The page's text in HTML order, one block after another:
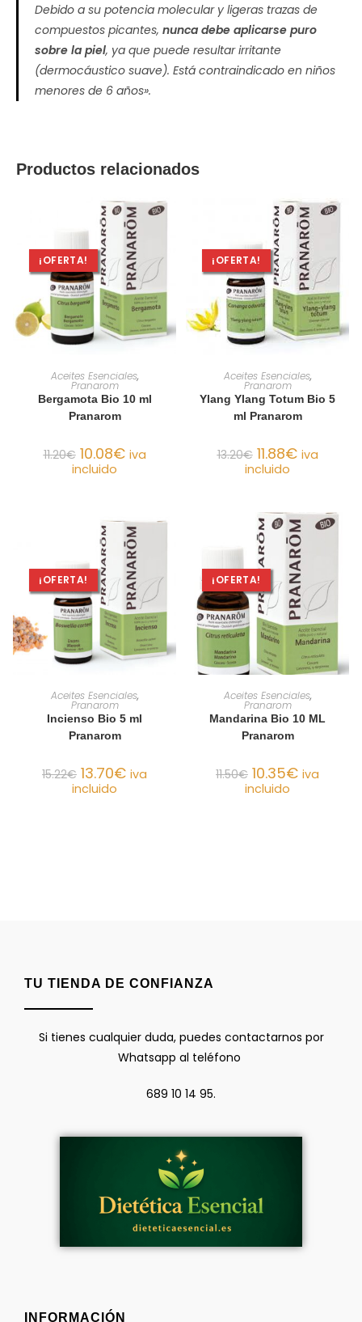
Debido a su potencia molecular y ligeras trazas de
compuestos picantes, nunca debe aplicarse puro
sobre la piel, ya que puede resultar irritante
(dermocáustico suave). Está contraindicado en niños
menores de 6 años».
Productos relacionados
¡OFERTA!
AÑADIR AL CARRITO
Aceites Esenciales,
Pranarom
Bergamota Bio 10 ml
Pranarom
11.20€ 10.08€ iva
incluido
¡OFERTA!
AÑADIR AL CARRITO
Aceites Esenciales,
Pranarom
Ylang Ylang Totum Bio 5
ml Pranarom
13.20€ 11.88€ iva
incluido
¡OFERTA!
AÑADIR AL CARRITO
Aceites Esenciales,
Pranarom
Incienso Bio 5 ml
Pranarom
15.22€ 13.70€ iva
incluido
¡OFERTA!
AÑADIR AL CARRITO
Aceites Esenciales,
Pranarom
Mandarina Bio 10 ML
Pranarom
11.50€ 10.35€ iva
incluido
TU TIENDA DE CONFIANZA
Si tienes cualquier duda, puedes contactarnos por
Whatsapp al teléfono
689 10 14 95.
INFORMACIÓN